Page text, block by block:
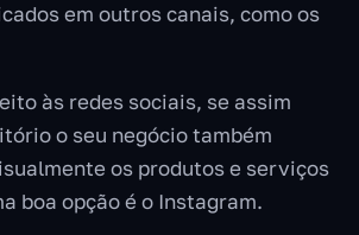
em outros canais, como os
às redes sociais, se assim
o seu negócio também
os produtos e serviços
boa opção é o Instagram.